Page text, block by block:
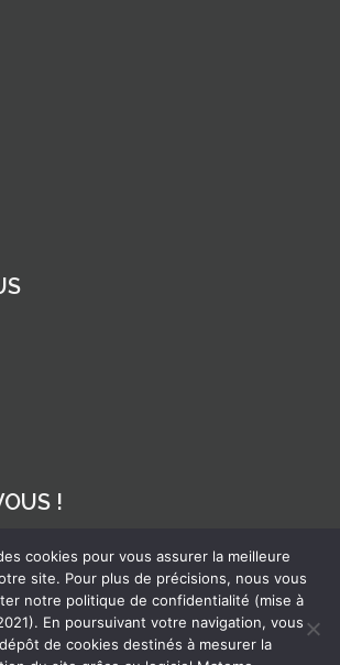
!
la notification des nouveaux articles
cookies pour vous assurer la meilleure
site. Pour plus de précisions, nous vous
notre politique de confidentialité (mise à
En poursuivant votre navigation, vous
de cookies destinés à mesurer la